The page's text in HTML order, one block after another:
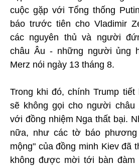
cuộc gặp với Tổng thống
báo trước tiên cho Vladimir
các nguyên thủ và người
châu Âu - những người ủng
Merz nói ngày 13 tháng 8.
Trong khi đó, chính Trump
sẽ không gọi cho người châu
với đồng nhiệm Nga thất bại.
nữa, như các tờ báo
mộng" của đồng minh Kiev đã
không được mời tới bàn